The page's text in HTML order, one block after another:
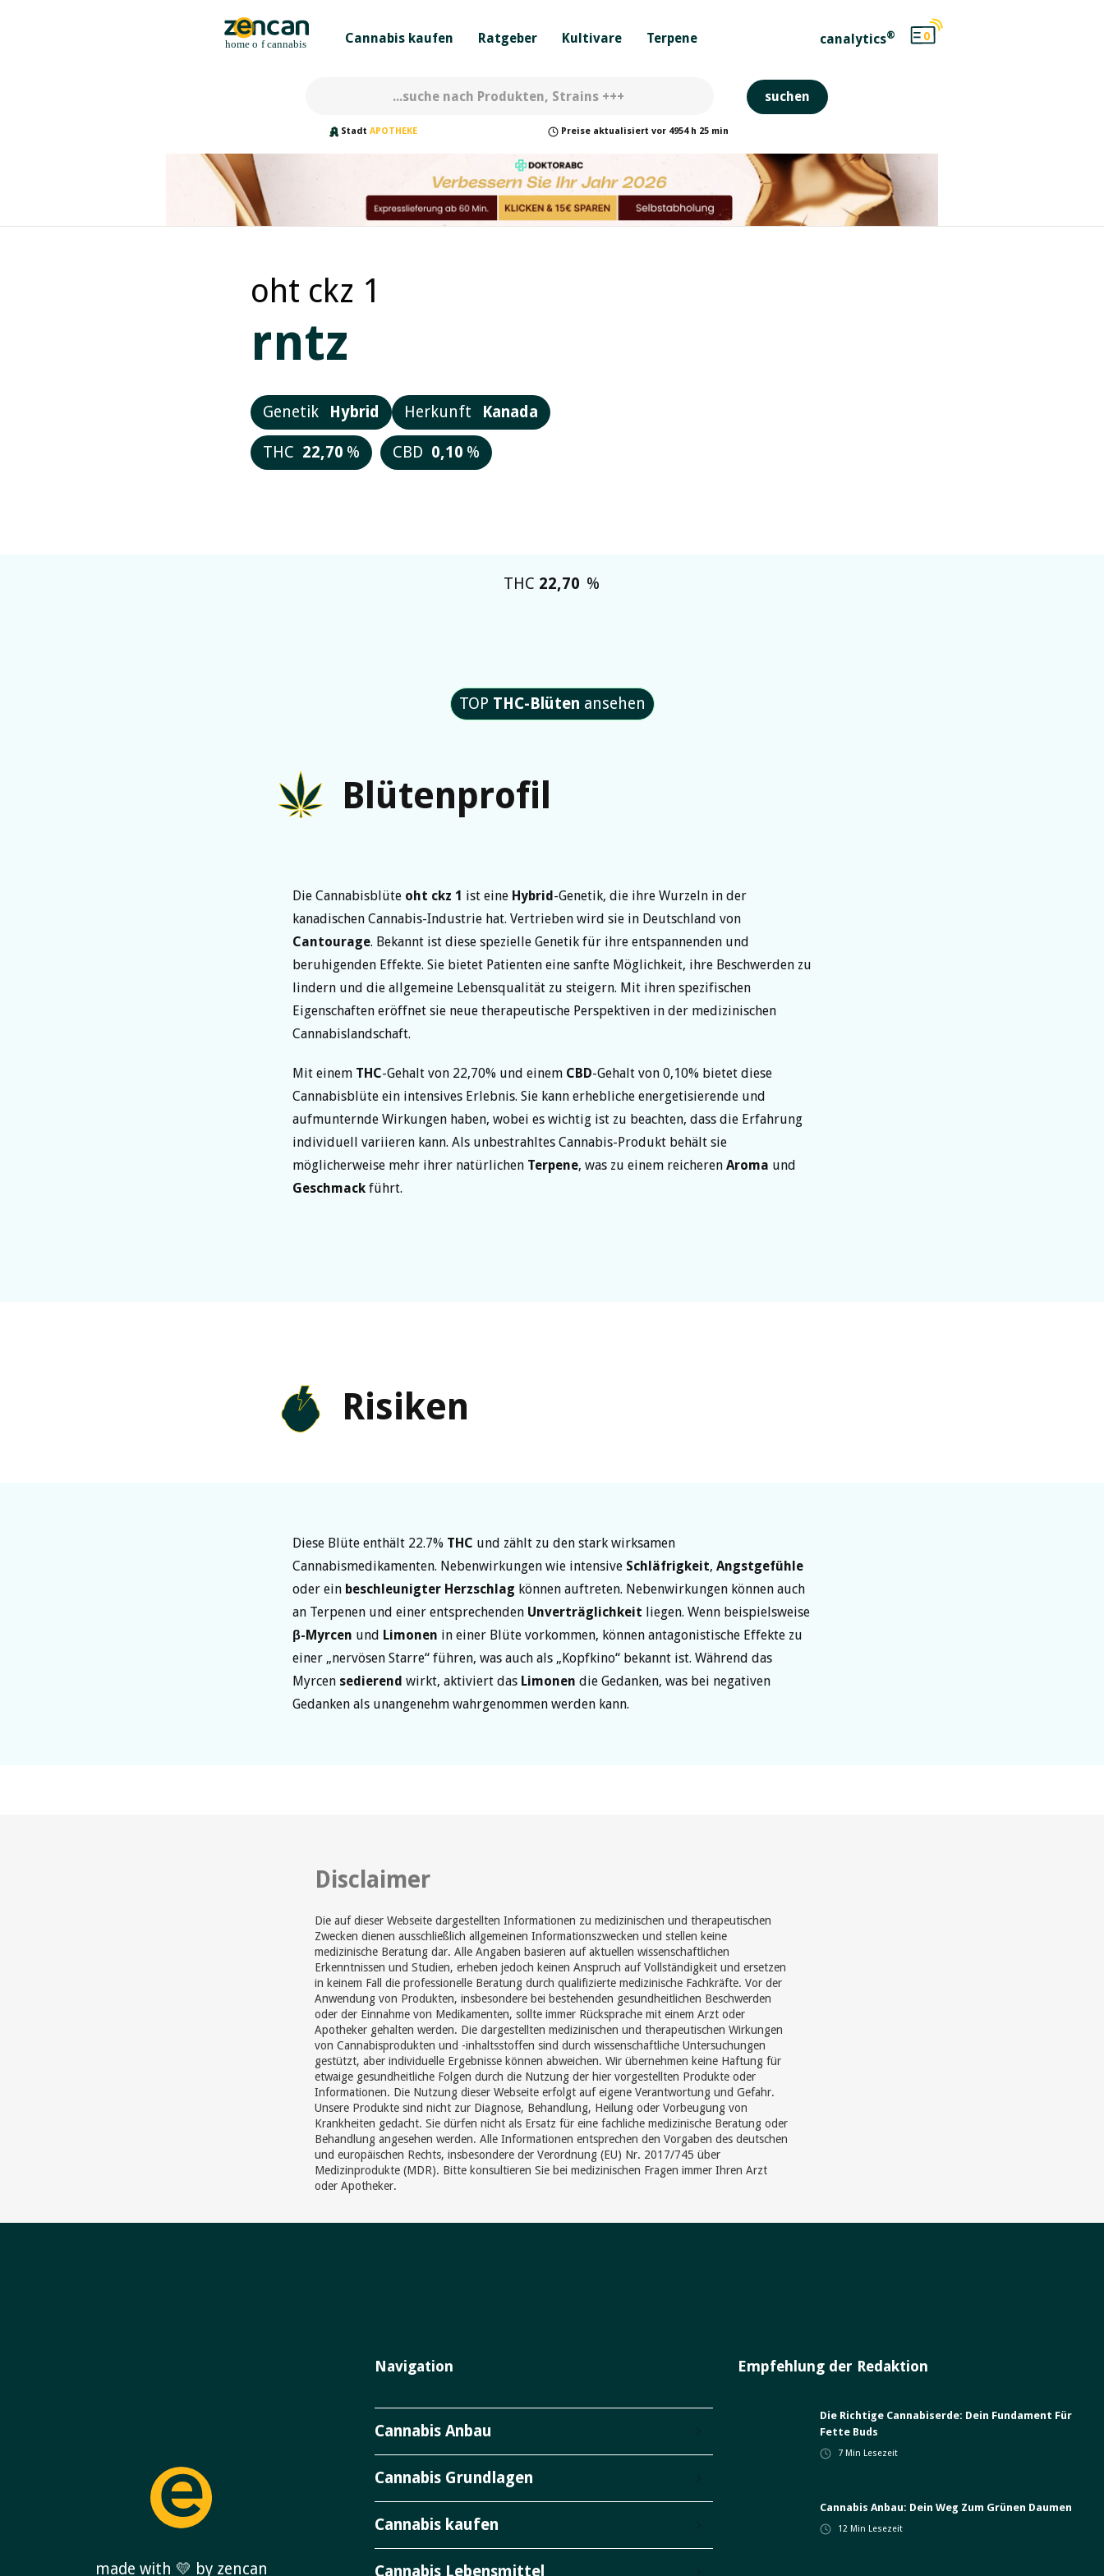
Cannabis kaufen Ratgeber Kultivare Terpene canalytics® 0
Stadt APOTHEKE Preise aktualisiert vor 4954 h 25 min
oht ckz 1
rntz
Genetik Hybrid Herkunft Kanada
THC 22,70 % CBD 0,10 %
THC 22,70 %
TOP THC-Blüten ansehen
Blütenprofil
Die Cannabisblüte oht ckz 1 ist eine Hybrid-Genetik, die ihre Wurzeln in der
kanadischen Cannabis-Industrie hat. Vertrieben wird sie in Deutschland von
Cantourage. Bekannt ist diese spezielle Genetik für ihre entspannenden und
beruhigenden Effekte. Sie bietet Patienten eine sanfte Möglichkeit, ihre Beschwerden zu
lindern und die allgemeine Lebensqualität zu steigern. Mit ihren spezifischen
Eigenschaften eröffnet sie neue therapeutische Perspektiven in der medizinischen
Cannabislandschaft.
Mit einem THC-Gehalt von 22,70% und einem CBD-Gehalt von 0,10% bietet diese
Cannabisblüte ein intensives Erlebnis. Sie kann erhebliche energetisierende und
aufmunternde Wirkungen haben, wobei es wichtig ist zu beachten, dass die Erfahrung
individuell variieren kann. Als unbestrahltes Cannabis-Produkt behält sie
möglicherweise mehr ihrer natürlichen Terpene, was zu einem reicheren Aroma und
Geschmack führt.
Risiken
Diese Blüte enthält 22.7% THC und zählt zu den stark wirksamen
Cannabismedikamenten. Nebenwirkungen wie intensive Schläfrigkeit, Angstgefühle
oder ein beschleunigter Herzschlag können auftreten. Nebenwirkungen können auch
an Terpenen und einer entsprechenden Unverträglichkeit liegen. Wenn beispielsweise
β-Myrcen und Limonen in einer Blüte vorkommen, können antagonistische Effekte zu
einer „nervösen Starre“ führen, was auch als „Kopfkino“ bekannt ist. Während das
Myrcen sedierend wirkt, aktiviert das Limonen die Gedanken, was bei negativen
Gedanken als unangenehm wahrgenommen werden kann.
Disclaimer
Die auf dieser Webseite dargestellten Informationen zu medizinischen und therapeutischen
Zwecken dienen ausschließlich allgemeinen Informationszwecken und stellen keine
medizinische Beratung dar. Alle Angaben basieren auf aktuellen wissenschaftlichen
Erkenntnissen und Studien, erheben jedoch keinen Anspruch auf Vollständigkeit und ersetzen
in keinem Fall die professionelle Beratung durch qualifizierte medizinische Fachkräfte. Vor der
Anwendung von Produkten, insbesondere bei bestehenden gesundheitlichen Beschwerden
oder der Einnahme von Medikamenten, sollte immer Rücksprache mit einem Arzt oder
Apotheker gehalten werden. Die dargestellten medizinischen und therapeutischen Wirkungen
von Cannabisprodukten und -inhaltsstoffen sind durch wissenschaftliche Untersuchungen
gestützt, aber individuelle Ergebnisse können abweichen. Wir übernehmen keine Haftung für
etwaige gesundheitliche Folgen durch die Nutzung der hier vorgestellten Produkte oder
Informationen. Die Nutzung dieser Webseite erfolgt auf eigene Verantwortung und Gefahr.
Unsere Produkte sind nicht zur Diagnose, Behandlung, Heilung oder Vorbeugung von
Krankheiten gedacht. Sie dürfen nicht als Ersatz für eine fachliche medizinische Beratung oder
Behandlung angesehen werden. Alle Informationen entsprechen den Vorgaben des deutschen
und europäischen Rechts, insbesondere der Verordnung (EU) Nr. 2017/745 über
Medizinprodukte (MDR). Bitte konsultieren Sie bei medizinischen Fragen immer Ihren Arzt
oder Apotheker.
made with 💛 by zencan
Navigation
Cannabis Anbau
Cannabis Grundlagen
Cannabis kaufen
Cannabis Lebensmittel
Empfehlung der Redaktion
Die Richtige Cannabiserde: Dein Fundament Für
Fette Buds
7Min Lesezeit
Cannabis Anbau: Dein Weg Zum Grünen Daumen
12 Min Lesezeit